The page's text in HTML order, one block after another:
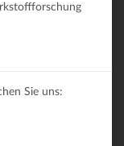
Sie uns: